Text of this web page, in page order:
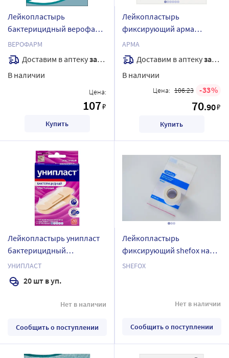
Лейкопластырь
бактерицидный верофарм
8 шт. набор/телесный/
ВЕРОФАРМ
Доставим в аптекузавтра
В наличии
Цена:
107₽
Купить
Лейкопластырь
фиксирующий арма
белого цвета 2х500 см
АРМА
Доставим в аптекузавтра
В наличии
Цена: 106.23 33
70.90₽
Купить
Лейкопластырь унипласт
бактерицидный
эластичный 1,9х7,2 см 20
шт.
УНИПЛАСТ
20 шт в уп.
Нет в наличии
Сообщить о поступлении
Лейкопластырь
фиксирующий shefox на
тканевой основе белого
SHEFOX
Нет в наличии
Сообщить о поступлении